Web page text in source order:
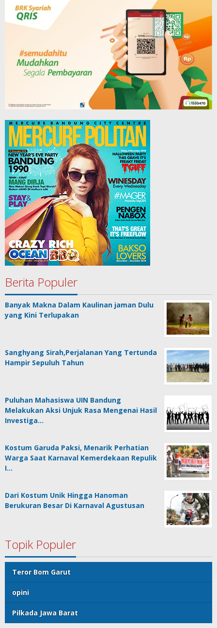
Berita Populer
Banyak Makna Dalam Kaulinan jaman Dulu
yang Kini Terlupakan
Sanghyang Sirah,Perjalanan Yang Tertunda
Hampir Sepuluh Tahun
Puluhan Mahasiswa UIN Bandung
Melakukan Aksi Unjuk Rasa Mengenai Hasil
Investiga…
Kostum Garuda Paksi, Menarik Perhatian
Warga Saat Karnaval Kemerdekaan Repulik
I…
Dari Kostum Unik Hingga Hanoman
Berukuran Besar Di Karnaval Agustusan
Topik Populer
Teror Bom Garut
opini
Pilkada Jawa Barat